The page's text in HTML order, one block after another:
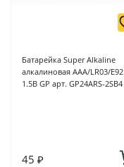
Батарейка Super Alkaline
алкалиновая AAA/LR03/E92
1.5В GP арт. GP24ARS-2SB4
45 ₽